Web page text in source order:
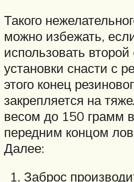
Такого
можно избежать,
использовать второй
установки снасти с
этого конец
закрепляется на
весом до 150 грамм
передним концом
Далее:
Заброс